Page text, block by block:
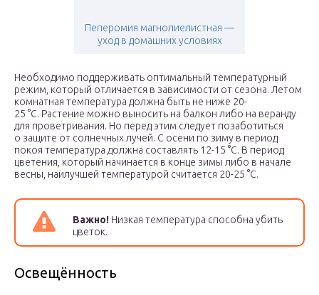
Пеперомия магнолиелистная —
уход в домашних условиях
Необходимо поддерживать оптимальный температурный
режим, который отличается в зависимости от сезона. Летом
комнатная температура должна быть не ниже 20-
25 °C. Растение можно выносить на балкон либо на веранду
для проветривания. Но перед этим следует позаботиться
о защите от солнечных лучей. С осени по зиму в период
покоя температура должна составлять 12-15 °C. В период
цветения, который начинается в конце зимы либо в начале
весны, наилучшей температурой считается 20-25 °C.
Важно! Низкая температура способна убить
цветок.
Освещённость